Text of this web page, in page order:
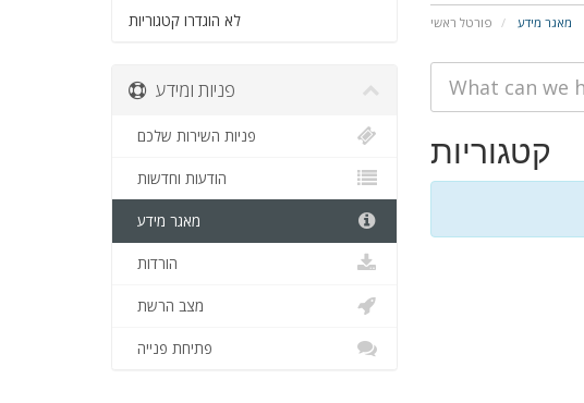
פורטל ראשי מאגר מידע לא הוגדרו קטגוריות
קטגוריות
פניות ומידע
פניות השירות שלכם
הודעות וחדשות
מאגר מידע
הורדות
מצב הרשת
פתיחת פנייה